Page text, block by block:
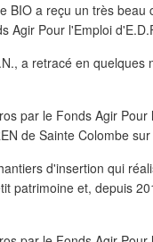
BIO a reçu un très beau
Agir Pour l'Emploi
a retracé en quelques
d'insertion qui
patrimoine et, depuis